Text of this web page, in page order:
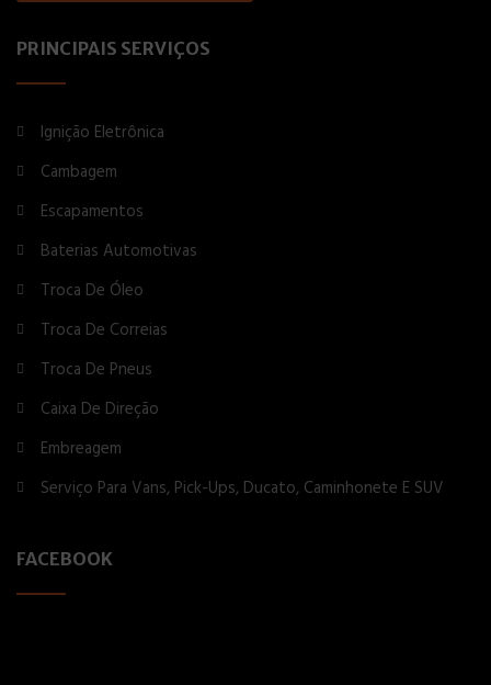
PRINCIPAIS SERVIÇOS
Ignição Eletrônica
Cambagem
Escapamentos
Baterias Automotivas
Troca De Óleo
Troca De Correias
Troca De Pneus
Caixa De Direção
Embreagem
Serviço Para Vans, Pick-Ups, Ducato, Caminhonete E SUV
FACEBOOK